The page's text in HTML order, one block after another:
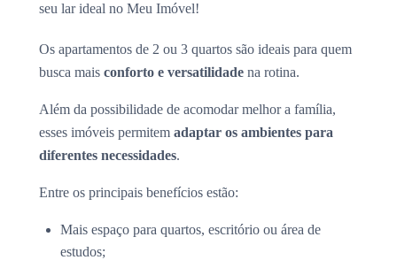
seu lar ideal no Meu Imóvel!
Os apartamentos de 2 ou 3 quartos são ideais para quem
busca mais conforto e versatilidade na rotina.
Além da possibilidade de acomodar melhor a família,
esses imóveis permitem adaptar os ambientes para
diferentes necessidades.
Entre os principais benefícios estão:
Mais espaço para quartos, escritório ou área de
estudos;